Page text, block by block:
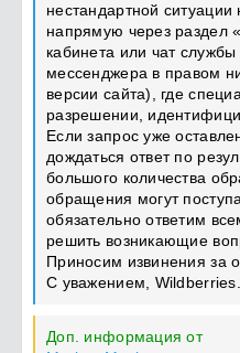
нестандартной
напрямую через раздел
кабинета или чат
мессенджера в правом
версии сайта), где
разрешении,
Если запрос уже
дождаться ответ по
большого количества
обращения могут
обязательно ответим
решить возникающие
Приносим извинения за
С уважением, Wildberries.
Доп. информация от